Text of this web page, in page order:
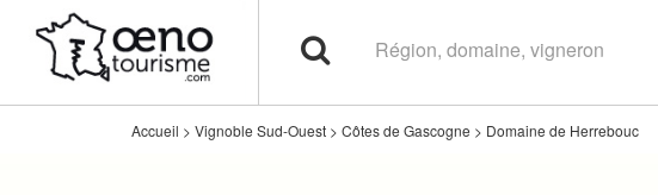
Accueil > Vignoble Sud-Ouest > Côtes de Gascogne > Domaine de Herrebouc